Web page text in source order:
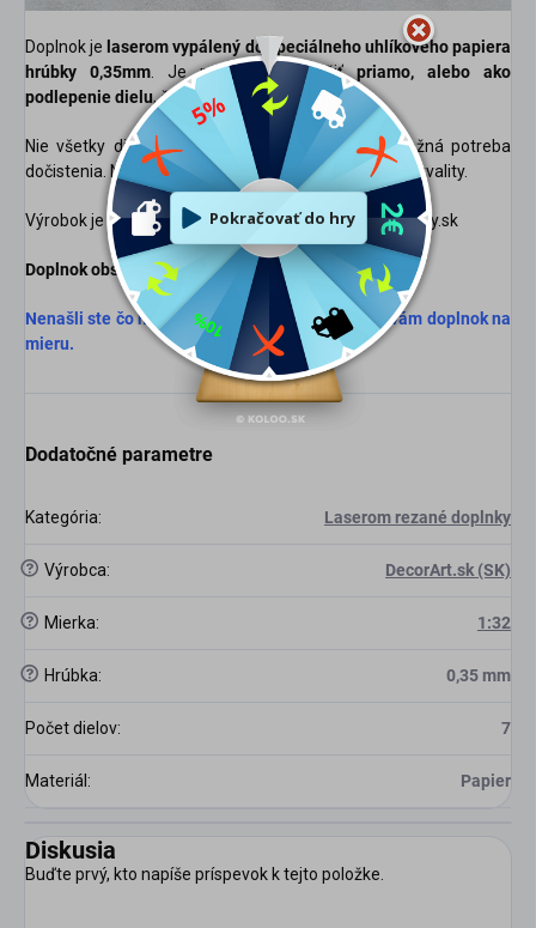
Doplnok jelaserom vypálený do špeciálneho uhlíkového papiera
hrúbky 0,35mm. Je možné ho použiťpriamo, alebo ako
podlepenie dielu, či nafarbiť ho.
Nie všetky dieliky sú pre detailnosť dočistené možná potreba
dočistenia. Nieje na závadu výrobku, ale zachovanie kvality.
Výrobok je nakreslený a vyhotovený priamo TopModely.sk
Doplnok obsahuje:7 x diel
Nenašli ste čo hladáte? napíšte nám. Vyrobíme vám doplnok na
mieru.
Dodatočné parametre
Kategória: Laserom rezané doplnky
? Výrobca: DecorArt.sk (SK)
? Mierka: 1:32
? Hrúbka: 0,35 mm
Počet dielov: 7
Materiál: Papier
Diskusia
Buďte prvý, kto napíše príspevok k tejto položke.